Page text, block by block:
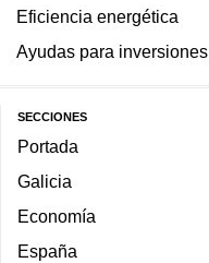
Eficiencia energética
Ayudas para inversiones
SECCIONES
Portada
Galicia
Economía
España